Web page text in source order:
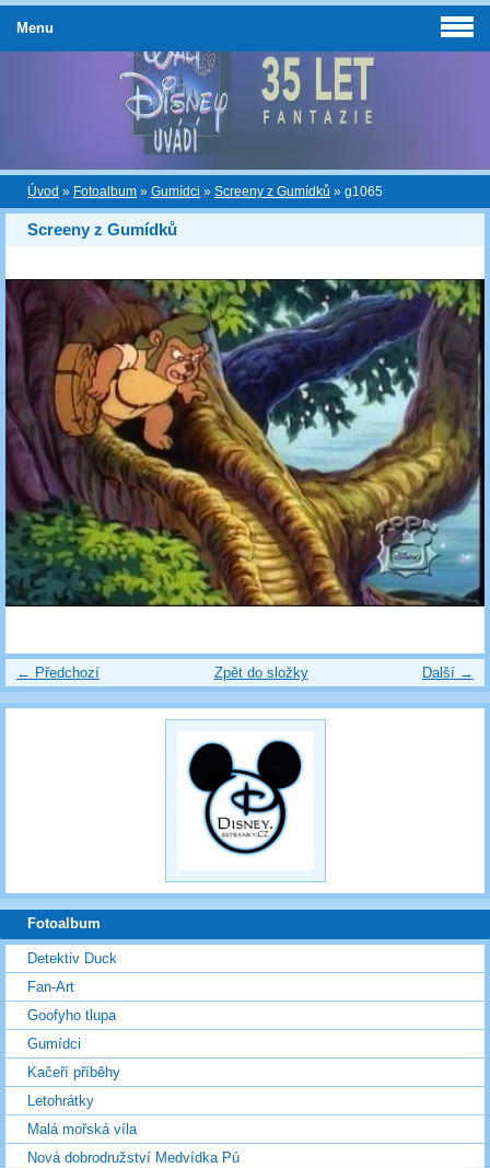
Úvod » Fotoalbum » Gumídci » Screeny z Gumídků » g1065
Screeny z Gumídků
← Předchozí Další →
Zpět do složky
Menu
Fotoalbum
Detektiv Duck
Fan-Art
Goofyho tlupa
Gumídci
Kačeří příběhy
Letohrátky
Malá mořská víla
Nová dobrodružství Medvídka Pú